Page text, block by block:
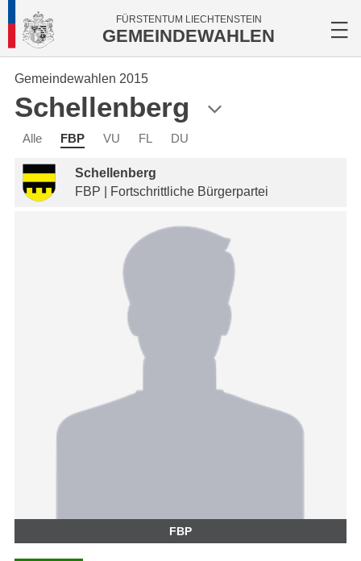
FÜRSTENTUM LIECHTENSTEIN
GEMEINDEWAHLEN
Gemeindewahlen 2015
Schellenberg
Alle FBP VU FL DU
Schellenberg
FBP | Fortschrittliche Bürgerpartei
FBP